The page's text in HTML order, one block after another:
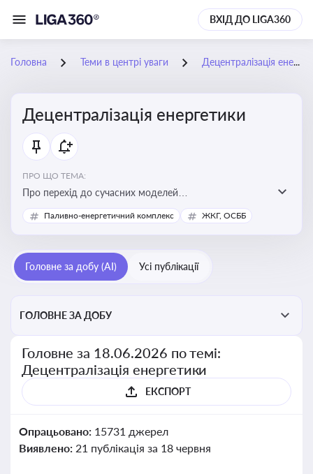
ВХІД ДО LIGA360
Головна Теми в центрі уваги Децентралізація енергетики
Децентралізація енергетики
ПРО ЩО ТЕМА:
Про перехід до сучасних моделей
енергозабезпечення, де виробництво електроенергії
здійснюється ближче до споживача. Це важливо для
втрат при транспортуванні енергії та стимулювання
розвитку відновлюваних джерел
Паливно-енергетичний комплекс ЖКГ, ОСББ
Головне за добу (AI) Усі публікації
ГОЛОВНЕ ЗА ДОБУ
Головне за 18.06.2026 по темі:
Децентралізація енергетики
ЕКСПОРТ
Опрацьовано: 15731 джерел
Виявлено: 21 публікація за 18 червня